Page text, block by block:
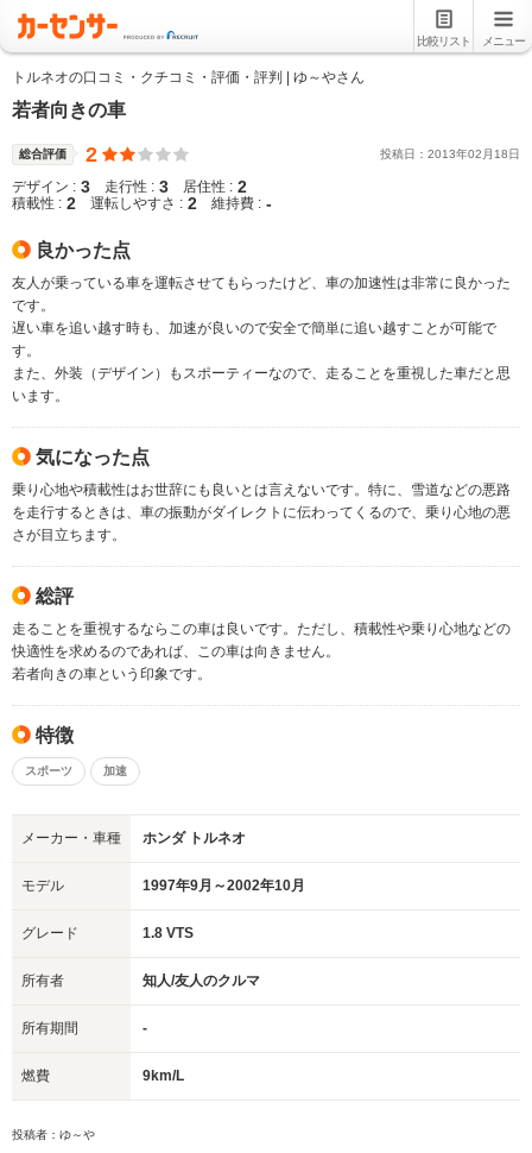
比較リスト メニュー
トルネオの口コミ・クチコミ・評価・評判 | ゆ～やさん
若者向きの車
総合評価 2 投稿日： 2013年02 月 18日
デザイン : 3 走行性 : 3 居住性 : 2
積載性 : 2 運転しやすさ : 2 維持費 : -
良かった点
友人が乗っている車を運転させてもらったけど、車の加速性は非常に良かった
です。
遅い車を追い越す時も、加速が良いので安全で簡単に追い越すことが可能で
す。
また、外装（デザイン）もスポーティーなので、走ることを重視した車だと思
います。
気になった点
乗り心地や積載性はお世辞にも良いとは言えないです。特に、雪道などの悪路
を走行するときは、車の振動がダイレクトに伝わってくるので、乗り心地の悪
さが目立ちます。
総評
走ることを重視するならこの車は良いです。ただし、積載性や乗り心地などの
快適性を求めるのであれば、この車は向きません。
若者向きの車という印象です。
特徴
スポーツ 加速
メーカー・車種 ホンダ トルネオ
モデル 1997年9月～2002年10月
グレード 1.8 VTS
所有者 知人/友人のクルマ
所有期間 -
燃費 9km/L
投稿者：ゆ～や